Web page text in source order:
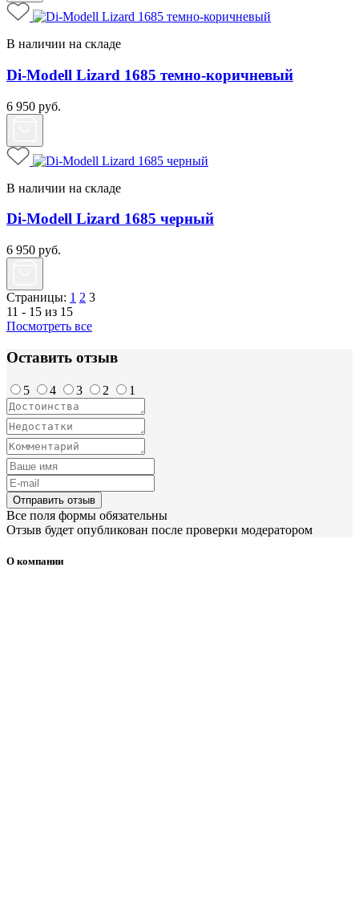
В наличии на складе
Di-Modell Lizard 1685 темно-коричневый
6 950 руб.
В наличии на складе
Di-Modell Lizard 1685 черный
6 950 руб.
Страницы: 1 2 3
11 - 15 из 15
Посмотреть все
Оставить отзыв
5 4 3 2 1
Отправить отзыв
Все поля формы обязательны
Отзыв будет опубликован после проверки модератором
О компании